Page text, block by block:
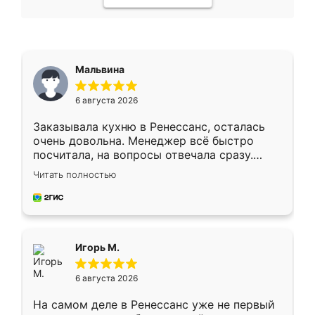
Мальвина
6 августа 2026
Заказывала кухню в Ренессанс, осталась
очень довольна. Менеджер всё быстро
посчитала, на вопросы отвечала сразу.
Замерщик приехал в субботу, подошёл к
делу со всей ответственностью. Собрали
за день, ребята работали аккуратно, даже
Читать полностью
Игорь М.
6 августа 2026
На самом деле в Ренессанс уже не первый